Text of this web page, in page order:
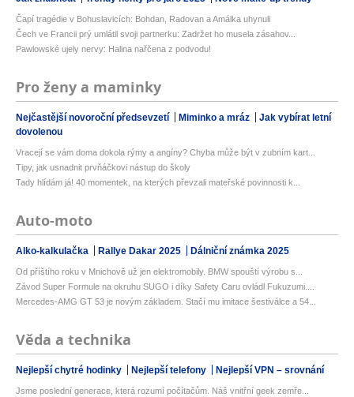
Čapí tragédie v Bohuslavicích: Bohdan, Radovan a Amálka uhynuli
Čech ve Francii prý umlátil svoji partnerku: Zadržet ho musela zásahov...
Pawlowské ujely nervy: Halina nařčena z podvodu!
Pro ženy a maminky
Nejčastější novoroční předsevzetí Miminko a mráz
Jak vybírat letní
dovolenou
Vracejí se vám doma dokola rýmy a angíny? Chyba může být v zubním kart...
Tipy, jak usnadnit prvňáčkovi nástup do školy
Tady hlídám já! 40 momentek, na kterých převzali mateřské povinnosti k...
Auto-moto
Alko-kalkulačka Rallye Dakar 2025 Dálniční známka 2025
Od příštího roku v Mnichově už jen elektromobily. BMW spouští výrobu s...
Závod Super Formule na okruhu SUGO i díky Safety Caru ovládl Fukuzumi....
Mercedes-AMG GT 53 je novým základem. Stačí mu imitace šestiválce a 54...
Věda a technika
Nejlepší chytré hodinky Nejlepší telefony Nejlepší VPN – srovnání
Jsme poslední generace, která rozumí počítačům. Náš vnitřní geek zemře...